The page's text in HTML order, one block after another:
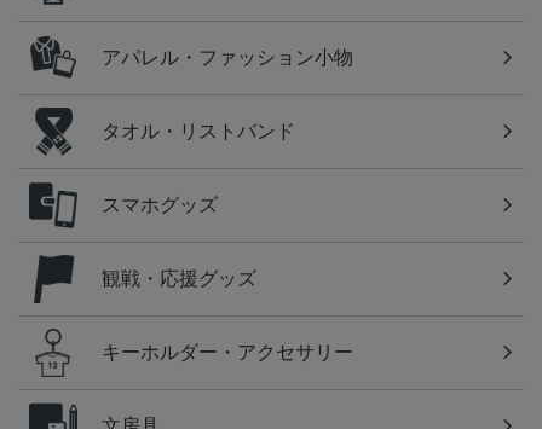
アパレル・ファッション小物
タオル・リストバンド
スマホグッズ
観戦・応援グッズ
キーホルダー・アクセサリー